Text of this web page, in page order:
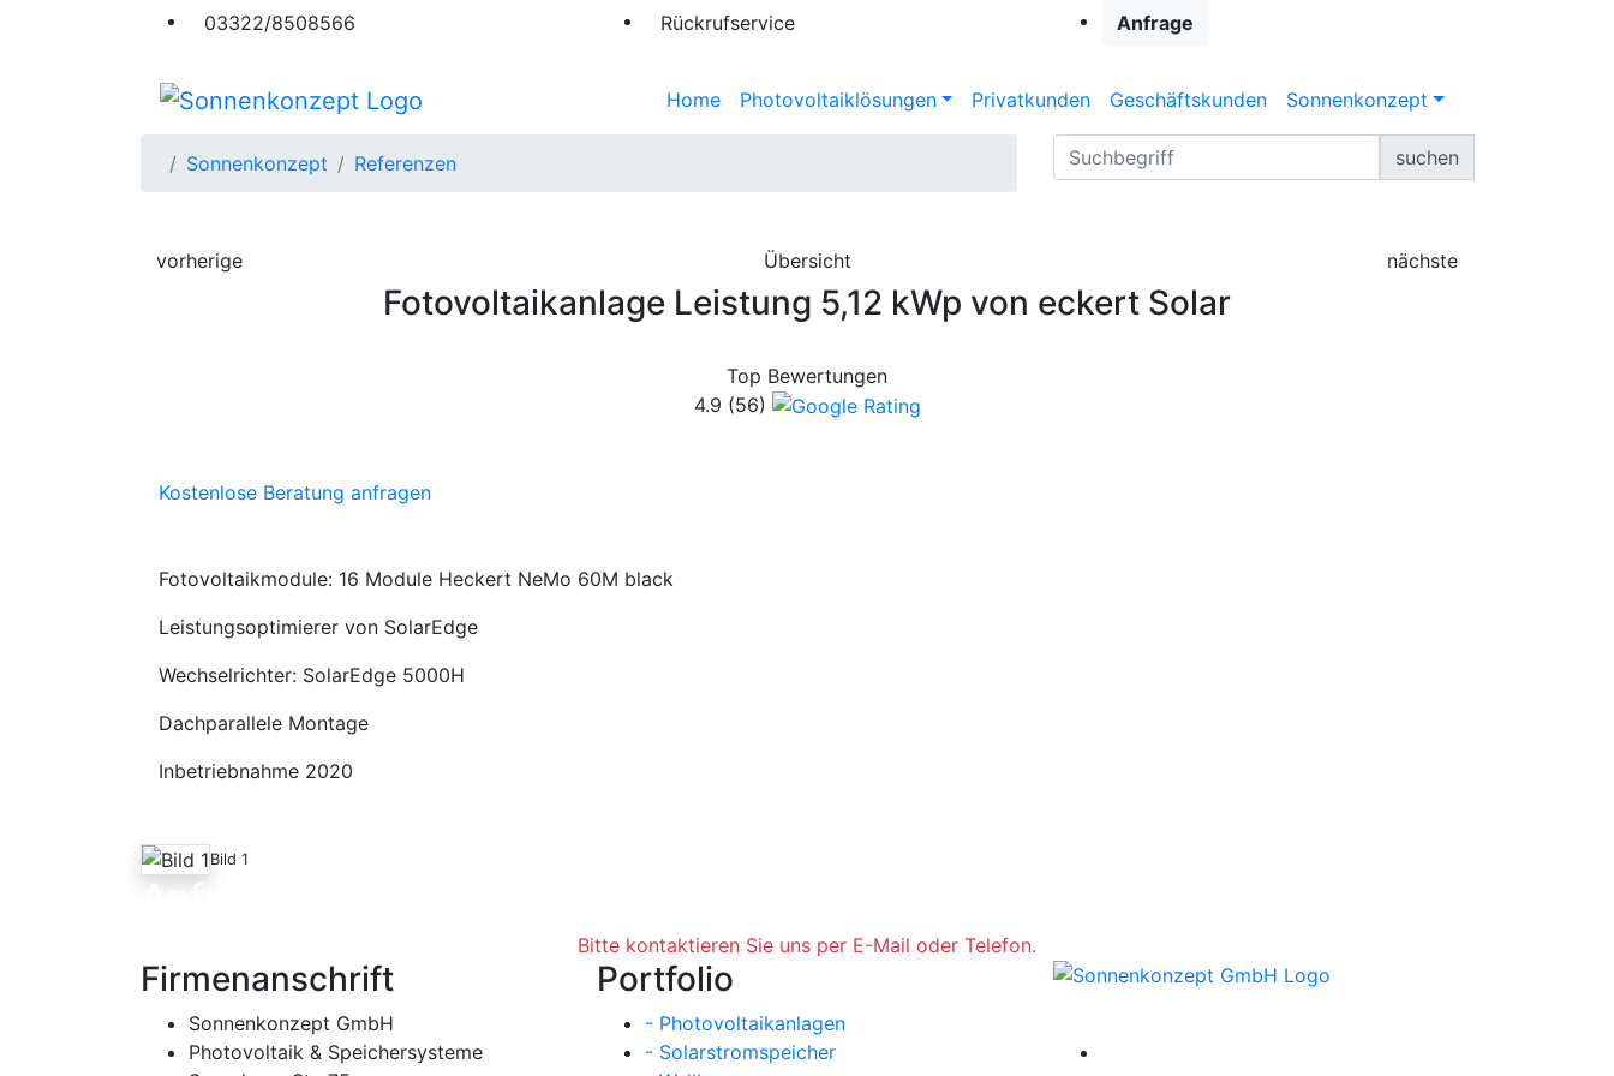
03322/8508566 Rückrufservice Anfrage
Home Photovoltaiklösungen Privatkunden Geschäftskunden Sonnenkonzept
Sonnenkonzept Referenzen suchen
vorherige Übersicht nächste
Fotovoltaikanlage Leistung 5,12 kWp von eckert Solar
Top Bewertungen
4.9 (56)
Kostenlose Beratung anfragen
Fotovoltaikmodule: 16 Module Heckert NeMo 60M black
Leistungsoptimierer von SolarEdge
Wechselrichter: SolarEdge 5000H
Dachparallele Montage
Inbetriebnahme 2020
Bild 1
Anfrage
Bitte kontaktieren Sie uns per E-Mail oder Telefon.
Firmenanschrift
Sonnenkonzept GmbH
Photovoltaik & Speichersysteme
Portfolio
- Photovoltaikanlagen
- Solarstromspeicher